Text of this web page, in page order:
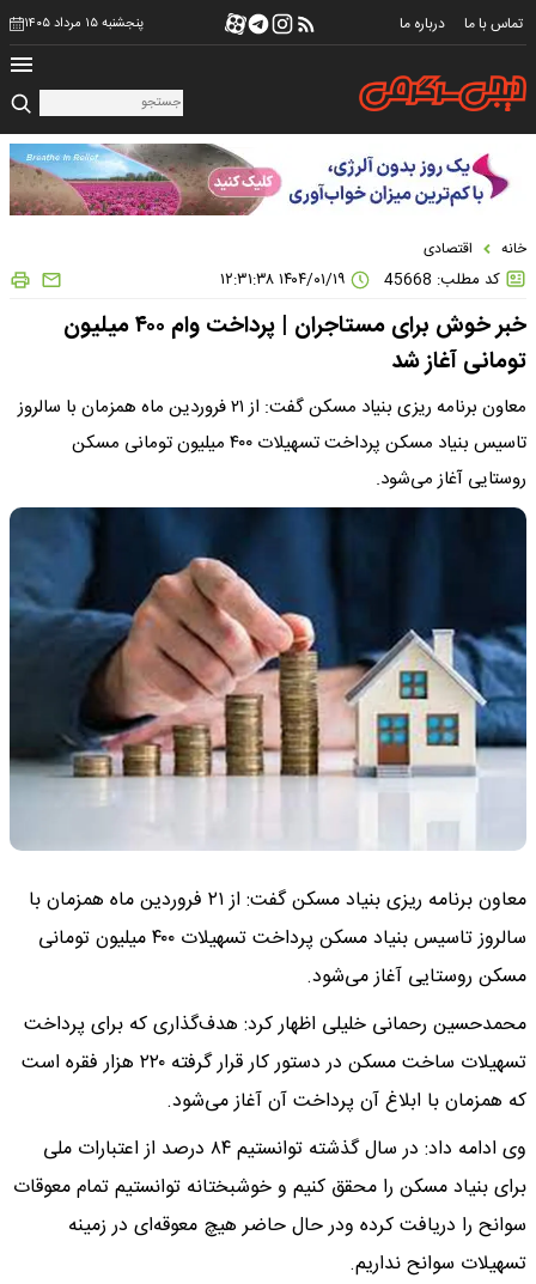
تماس با ما درباره ما پنجشنبه ۱۵ مرداد ۱۴۰۵
خانه اقتصادی
کد مطلب: 45668
خبر خوش برای مستاجران | پرداخت وام ۴۰۰ میلیون
تومانی آغاز شد
معاون برنامه ریزی بنیاد مسکن گفت: از ۲۱ فروردین ماه همزمان با سالروز
تاسیس بنیاد مسکن پرداخت تسهیلات ۴۰۰ میلیون تومانی مسکن
روستایی آغاز می‌شود.
معاون برنامه ریزی بنیاد مسکن گفت: از ۲۱ فروردین ماه همزمان با
سالروز تاسیس بنیاد مسکن پرداخت تسهیلات ۴۰۰ میلیون تومانی
مسکن روستایی آغاز می‌شود.
محمدحسین رحمانی خلیلی اظهار کرد: هدف‌گذاری که برای پرداخت
تسهیلات ساخت مسکن در دستور کار قرار گرفته ۲۲۰ هزار فقره است
که همزمان با ابلاغ آن پرداخت آن آغاز می‌شود.
وی ادامه داد: در سال گذشته توانستیم ۸۴ درصد از اعتبارات ملی
برای بنیاد مسکن را محقق کنیم و خوشبختانه توانستیم تمام معوقات
سوانح را دریافت کرده ودر حال حاضر هیچ معوقه‌ای در زمینه
تسهیلات سوانح نداریم.